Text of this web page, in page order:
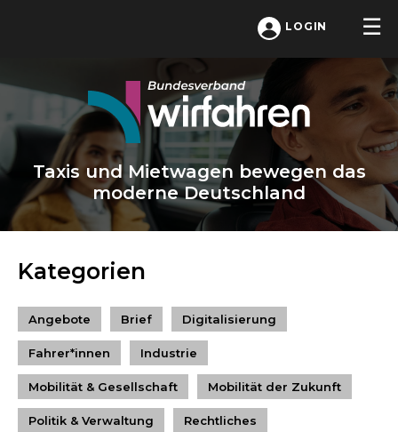
LOGIN
Taxis und Mietwagen bewegen das
moderne Deutschland
Kategorien
Angebote Brief Digitalisierung
Fahrer*innen Industrie
Mobilität & Gesellschaft Mobilität der Zukunft
Politik & Verwaltung Rechtliches